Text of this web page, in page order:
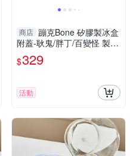
商店 蹦克Bone 矽膠製冰盒
附蓋-耿鬼/胖丁/百變怪 製冰
盒 矽膠 廚房用品【愛買】
$329
活動